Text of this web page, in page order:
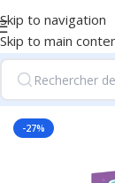
Skip to navigation
Skip to main
Accueil/
-27%